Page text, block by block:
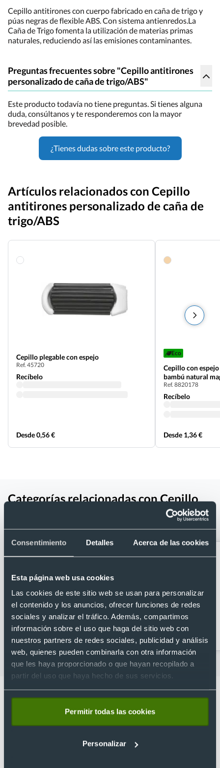
Consentimiento Detalles Acerca de las cookies
Esta página web usa cookies
Las cookies de este sitio web se usan para personalizar
el contenido y los anuncios, ofrecer funciones de redes
sociales y analizar el tráfico. Además, compartimos
información sobre el uso que haga del sitio web con
nuestros partners de redes sociales, publicidad y análisis
web, quienes pueden combinarla con otra información
que les haya proporcionado o que hayan recopilado a
partir del uso que haya hecho de sus servicios.
Permitir todas las cookies
Personalizar
Cepillo antitirones con cuerpo fabricado en caña de trigo y
púas negras de flexible ABS. Con sistema antienredos.La
Caña de Trigo fomenta la utilización de materias primas
naturales, reduciendo así las emisiones contaminantes.
Preguntas frecuentes sobre "Cepillo antitirones
personalizado de caña de trigo/ABS"
Este producto todavía no tiene preguntas. Si tienes alguna
duda, consúltanos y te responderemos con la mayor
brevedad posible.
¿Tienes dudas sobre este producto?
Artículos relacionados con Cepillo
antitirones personalizado de caña de
trigo/ABS
Cepillo plegable con espejo
Ref. 45720
Recíbelo
Desde 0,56 €
Eco
Cepillo con
bambú natural
Ref. 8820178
Recíbelo
Desde 1,36 €
Categorías relacionadas con Cepillo
antitirones personalizado de caña de
trigo/ABS
Abridores
personalizados
Artículos para la cocina